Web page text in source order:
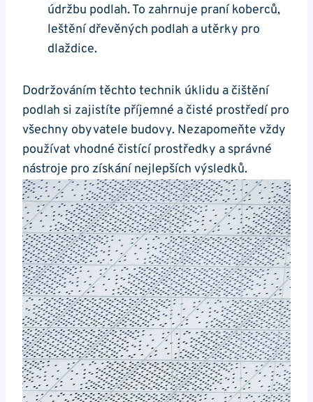
údržbu podlah. To zahrnuje praní koberců,
leštění dřevěných podlah a​ utěrky pro
dlaždice.
Dodržováním těchto technik úklidu a čištění⁤
podlah si zajistíte příjemné a čisté prostředí pro
všechny ⁢obyvatele budovy. Nezapomeňte vždy
používat vhodné čistící prostředky a správné
nástroje pro získání nejlepších výsledků.